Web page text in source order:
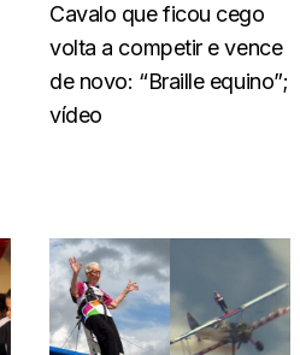
Cavalo que ficou cego
volta a competir e vence
de novo: “Braille equino”;
vídeo